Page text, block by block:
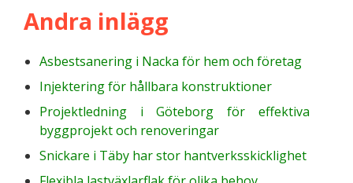
Andra inlägg
Asbestsanering i Nacka för hem och företag
Injektering för hållbara konstruktioner
Projektledning i Göteborg för effektiva
byggprojekt och renoveringar
Snickare i Täby har stor hantverksskicklighet